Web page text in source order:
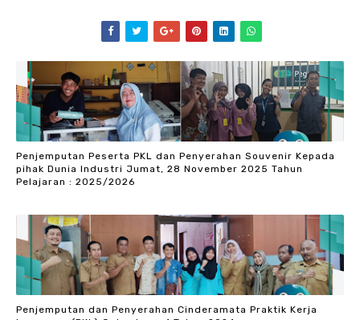
Penjemputan Peserta PKL dan Penyerahan Souvenir Kepada
pihak Dunia Industri Jumat, 28 November 2025 Tahun
Pelajaran : 2025/2026
Penjemputan dan Penyerahan Cinderamata Praktik Kerja